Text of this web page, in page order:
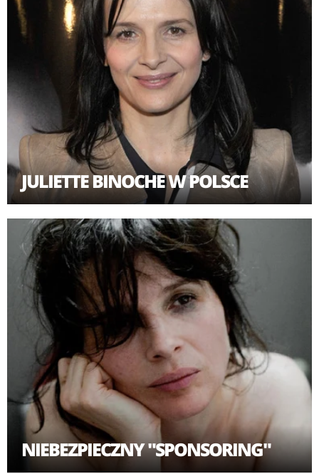
JULIETTE BINOCHE W POLSCE
NIEBEZPIECZNY "SPONSORING"